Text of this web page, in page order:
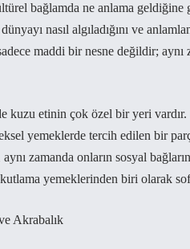
bağlamda ne anlama
nasıl algıladığını ve
maddi bir nesne değildir; aynı
etinin çok özel bir yeri vardır.
yemeklerde tercih edilen bir
zamanda onların sosyal
yemeklerinden biri olarak
Akrabalık